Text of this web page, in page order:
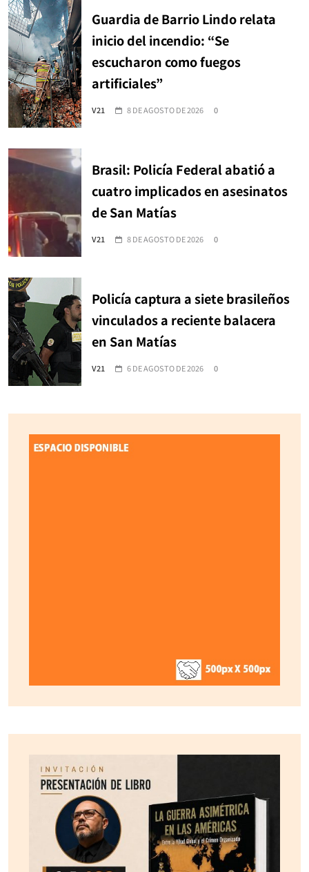
Guardia de Barrio Lindo relata
inicio del incendio: “Se
escucharon como fuegos
artificiales”
V21 8 DE AGOSTO DE 2026 0
Brasil: Policía Federal abatió a
cuatro implicados en asesinatos
de San Matías
V21 8 DE AGOSTO DE 2026 0
Policía captura a siete brasileños
vinculados a reciente balacera
en San Matías
V21 6 DE AGOSTO DE 2026 0